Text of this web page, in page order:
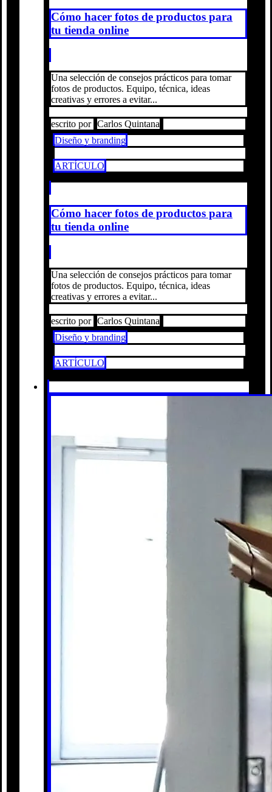
Cómo hacer fotos de productos para
tu tienda online
Una selección de consejos prácticos para tomar
fotos de productos. Equipo, técnica, ideas
creativas y errores a evitar...
escrito por Carlos Quintana
Diseño y branding
ARTÍCULO
Cómo hacer fotos de productos para
tu tienda online
Una selección de consejos prácticos para tomar
fotos de productos. Equipo, técnica, ideas
creativas y errores a evitar...
escrito por Carlos Quintana
Diseño y branding
ARTÍCULO